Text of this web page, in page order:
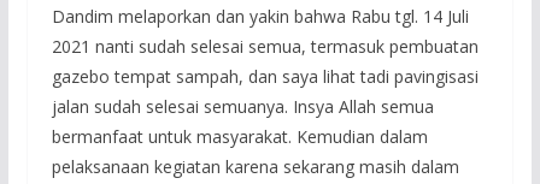
Dandim melaporkan dan yakin bahwa Rabu tgl. 14 Juli
2021 nanti sudah selesai semua, termasuk pembuatan
gazebo tempat sampah, dan saya lihat tadi pavingisasi
jalan sudah selesai semuanya. Insya Allah semua
bermanfaat untuk masyarakat. Kemudian dalam
pelaksanaan kegiatan karena sekarang masih dalam